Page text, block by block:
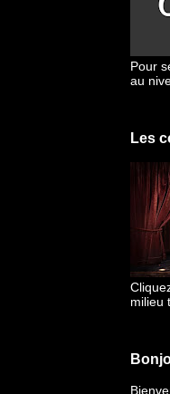
Pour
au
Les
milieu